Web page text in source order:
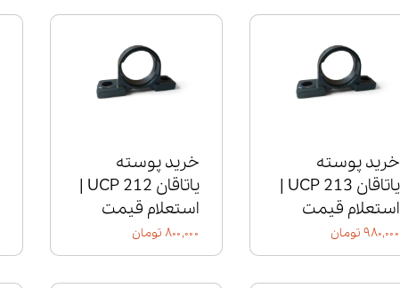
خرید پوسته
یاتاقان UCP 213 |
استعلام قیمت
۹۸۰,۰۰۰ تومان
خرید پوسته
یاتاقان UCP 212 |
استعلام قیمت
۸۰۰,۰۰۰ تومان